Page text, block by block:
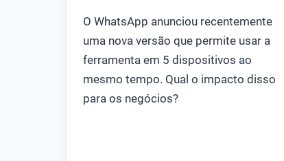
O WhatsApp anunciou recentemente
uma nova versão que permite usar a
ferramenta em 5 dispositivos ao
mesmo tempo. Qual o impacto disso
para os negócios?